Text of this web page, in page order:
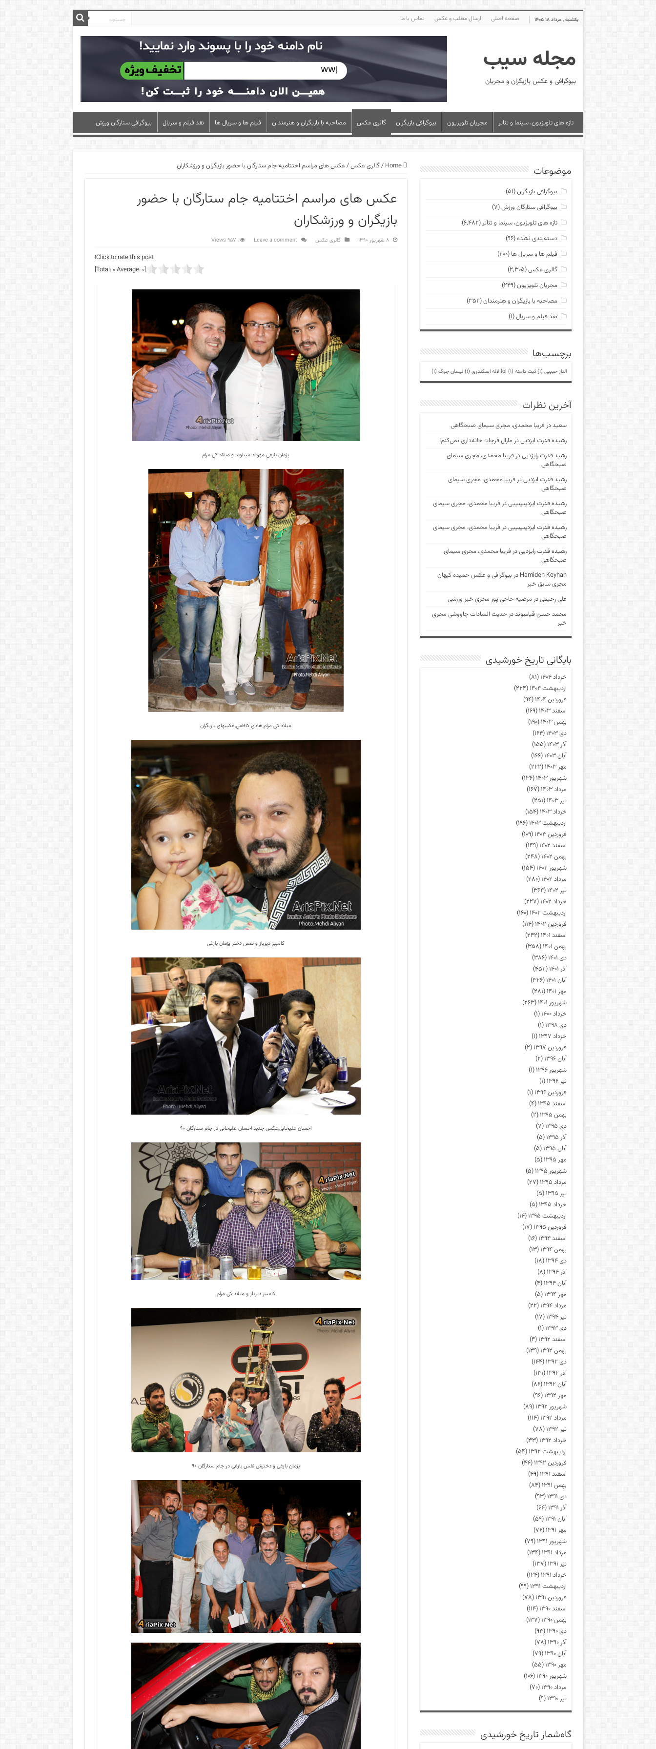
یکشنبه , مرداد ۱۸ ۱۴۰۵ صفحه اصلی ارسال مطلب و عکس تماس با ما
مجله سیب
بیوگرافی و عکس بازیگران و مجریان
تازه های تلویزیون، سینما و تئاتر مجریان تلویزیون بیوگرافی بازیگران گالری عکس مصاحبه با بازیگران و هنرمندان فیلم ها و سریال ها نقد فیلم و سریال بیوگرافی ستارگان ورزش
Home
/گالری عکس/ عکس های مراسم اختتامیه جام ستارگان با حضور بازیگران و ورزشکاران
عکس های مراسم اختتامیه جام ستارگان با حضور
بازیگران و ورزشکاران
۸ شهریور ۱۳۹۰ گالری عکس Leave a comment
957 Views
Click to rate this post!
[Total:
0Average: 0
]
پژمان بازغی مهرداد میناوند و میلاد کی مرام
میلاد کی مرام,هادی کاظمی,عکسهای بازیگران
کامبیز دیرباز و نفس دختر پژمان بازغی
احسان علیخانی,عکس جدید احسان علیخانی در جام ستارگان ۹۰
کامبیز دیرباز و میلاد کی مرام
پژمان بازغی و دخترش نفس بازغی در جام ستارگان ۹۰
موضوعات
بیوگرافی بازیگران(۵۱)
بیوگرافی ستارگان ورزش(۷)
تازه های تلویزیون، سینما و تئاتر(۶,۴۸۲)
دسته‌بندی نشده(۹۶)
فیلم ها و سریال ها (۲۰۰)
گالری عکس(۲,۳۰۵)
مجریان تلویزیون(۲۴۹)
مصاحبه با بازیگران و هنرمندان(۳۵۲)
نقد فیلم و سریال(۱)
برچسب‌ها
الناز حبیبی (1) ثبت دامنه lol (1) لاله اسکندری (1) نیسان جوک (1)
آخرین نظرات
سعیددرفریبا محمدی، مجری سیمای صبحگاهی
رشیده قدرت ایزدییدرمارال فرجاد: خانه‌داری نمی‌کنم!
رشید قدرت رایزدییدرفریبا محمدی، مجری سیمای
صبحگاهی
رشید قدرت ایزدییدرفریبا محمدی، مجری سیمای
صبحگاهی
رشیده قدرت ایزدیییییییدرفریبا محمدی، مجری سیمای
صبحگاهی
رشیده قدرت ایزدیییییییدرفریبا محمدی، مجری سیمای
صبحگاهی
رشیده قدرت رایزدییدرفریبا محمدی، مجری سیمای
صبحگاهی
Hamideh Keyhan در بیوگرافی و عکس حمیده کیهان
مجری سابق خبر
علی رحیمیدرمرضیه حاجی پور مجری خبر ورزشی
محمد حسن قیاسونددر حدیث السادات چاووشی مجری
خبر
بایگانی تاریخ خورشیدی
خرداد ۱۴۰۴
(۸۱)
اردیبهشت ۱۴۰۴
(۲۲۴)
فروردین ۱۴۰۴
(۹۴)
اسفند ۱۴۰۳
(۱۶۹)
بهمن ۱۴۰۳
(۱۹۰)
دی ۱۴۰۳
(۱۶۴)
آذر ۱۴۰۳
(۱۵۵)
آبان ۱۴۰۳
(۱۶۶)
مهر ۱۴۰۳
(۲۲۲)
شهریور ۱۴۰۳
(۱۳۶)
مرداد ۱۴۰۳
(۱۶۷)
تیر ۱۴۰۳
(۲۵۱)
خرداد ۱۴۰۳
(۱۵۴)
اردیبهشت ۱۴۰۳
(۱۹۶)
فروردین ۱۴۰۳
(۱۰۹)
اسفند ۱۴۰۲
(۱۴۹)
بهمن ۱۴۰۲
(۲۴۸)
شهریور ۱۴۰۲
(۱۵۴)
مرداد ۱۴۰۲
(۲۸۰)
تیر ۱۴۰۲
(۳۶۴)
خرداد ۱۴۰۲
(۲۲۷)
اردیبهشت ۱۴۰۲
(۱۶۰)
فروردین ۱۴۰۲
(۱۱۴)
اسفند ۱۴۰۱
(۲۴۲)
بهمن ۱۴۰۱
(۳۵۸)
دی ۱۴۰۱
(۳۸۶)
آذر ۱۴۰۱
(۴۵۲)
آبان ۱۴۰۱
(۳۲۶)
مهر ۱۴۰۱
(۲۸۱)
شهریور ۱۴۰۱
(۲۶۳)
خرداد ۱۴۰۰
(۱)
دی ۱۳۹۸
(۱)
خرداد ۱۳۹۷
(۱)
فروردین ۱۳۹۷
(۲)
آبان ۱۳۹۶
(۲)
شهریور ۱۳۹۶
(۱)
تیر ۱۳۹۶
(۱)
فروردین ۱۳۹۶
(۱)
اسفند ۱۳۹۵
(۴)
بهمن ۱۳۹۵
(۲)
دی ۱۳۹۵
(۷)
آذر ۱۳۹۵
(۵)
آبان ۱۳۹۵
(۵)
مهر ۱۳۹۵
(۵)
شهریور ۱۳۹۵
(۵)
مرداد ۱۳۹۵
(۲۷)
تیر ۱۳۹۵
(۵)
خرداد ۱۳۹۵
(۵)
اردیبهشت ۱۳۹۵
(۱۴)
فروردین ۱۳۹۵
(۱۷)
اسفند ۱۳۹۴
(۱۶)
بهمن ۱۳۹۴
(۱۳)
دی ۱۳۹۴
(۱۸)
آذر ۱۳۹۴
(۸)
آبان ۱۳۹۴
(۴)
مهر ۱۳۹۴
(۵)
مرداد ۱۳۹۴
(۲۲)
تیر ۱۳۹۴
(۱۷)
دی ۱۳۹۳
(۱)
اسفند ۱۳۹۲
(۴)
بهمن ۱۳۹۲
(۱۳۹)
دی ۱۳۹۲
(۱۴۴)
آذر ۱۳۹۲
(۱۳۱)
آبان ۱۳۹۲
(۸۶)
مهر ۱۳۹۲
(۹۶)
شهریور ۱۳۹۲
(۸۹)
مرداد ۱۳۹۲
(۱۱۴)
تیر ۱۳۹۲
(۷۸)
خرداد ۱۳۹۲
(۳۳)
اردیبهشت ۱۳۹۲
(۵۴)
فروردین ۱۳۹۲
(۴۴)
اسفند ۱۳۹۱
(۴۹)
بهمن ۱۳۹۱
(۸۴)
دی ۱۳۹۱
(۹۳)
آذر ۱۳۹۱
(۶۴)
آبان ۱۳۹۱
(۵۹)
مهر ۱۳۹۱
(۷۶)
شهریور ۱۳۹۱
(۷۹)
مرداد ۱۳۹۱
(۱۳۴)
تیر ۱۳۹۱
(۱۳۷)
خرداد ۱۳۹۱
(۱۲۴)
اردیبهشت ۱۳۹۱
(۹۹)
فروردین ۱۳۹۱
(۷۸)
اسفند ۱۳۹۰
(۱۱۴)
بهمن ۱۳۹۰
(۱۳۷)
دی ۱۳۹۰
(۹۳)
آذر ۱۳۹۰
(۷۸)
آبان ۱۳۹۰
(۷۹)
مهر ۱۳۹۰
(۵۵)
شهریور ۱۳۹۰
(۱۰۶)
مرداد ۱۳۹۰
(۷۰)
تیر ۱۳۹۰
(۹)
گاه‌شمار تاریخ خورشیدی